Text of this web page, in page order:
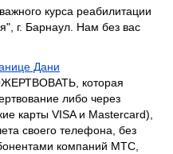
курса реабилитации
г. Барнаул. Нам без вас
Дани
которая
либо через
карты VISA и Mastercard),
своего телефона, без
компаний МТС,